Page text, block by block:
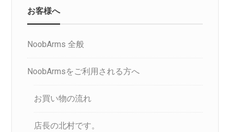
お客様へ
NoobArms 全般
NoobArmsをご利用される方へ
お買い物の流れ
店長の北村です。